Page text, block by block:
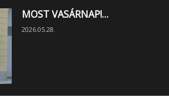
MOST VASÁRNAP!…
2026.05.28.